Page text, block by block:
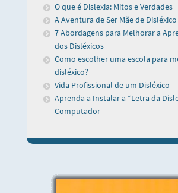
O que é Dislexia: Mitos e Verdades
A Aventura de Ser Mãe de Disléxico
7 Abordagens para Melhorar a
dos Disléxicos
Como escolher uma escola para
disléxico?
Vida Profissional de um Disléxico
Aprenda a Instalar a “Letra da
Computador